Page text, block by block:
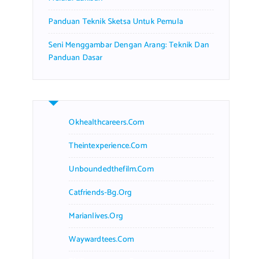
Panduan Teknik Sketsa Untuk Pemula
Seni Menggambar Dengan Arang: Teknik Dan
Panduan Dasar
Okhealthcareers.com
Theintexperience.com
Unboundedthefilm.com
Catfriends-Bg.org
Marianlives.org
Waywardtees.com